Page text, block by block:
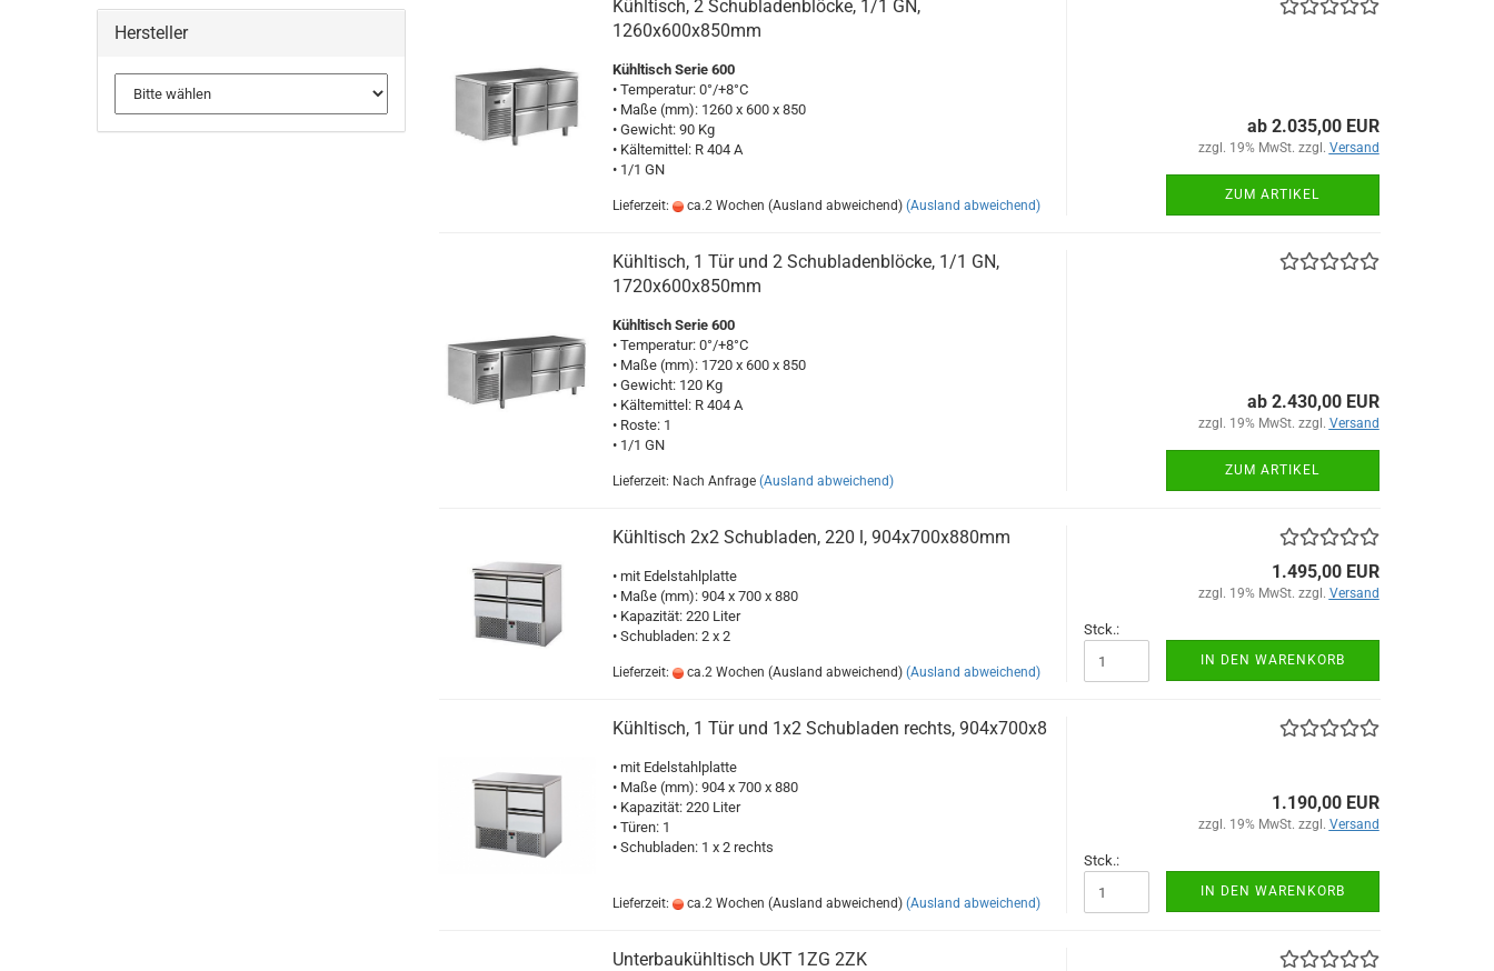
Kühltisch, 2 Schubladenblöcke, 1/1 GN,
1260x600x850mm
Kühltisch Serie 600
• Temperatur: 0°/+8°C
• Maße (mm): 1260 x 600 x 850
• Gewicht: 90 Kg
• Kältemittel: R 404 A
• 1/1 GN
Lieferzeit: ca.2 Wochen (Ausland abweichend) (Ausland abweichend)
ab 2.035,00 EUR
zzgl. 19% MwSt. zzgl. Versand
ZUM ARTIKEL
Kühltisch, 1 Tür und 2 Schubladenblöcke, 1/1 GN,
1720x600x850mm
Kühltisch Serie 600
• Temperatur: 0°/+8°C
• Maße (mm): 1720 x 600 x 850
• Gewicht: 120 Kg
• Kältemittel: R 404 A
• Roste: 1
• 1/1 GN
Lieferzeit: Nach Anfrage (Ausland abweichend)
ab 2.430,00 EUR
zzgl. 19% MwSt. zzgl. Versand
ZUM ARTIKEL
Kühltisch 2x2 Schubladen, 220 l, 904x700x880mm
• mit Edelstahlplatte
• Maße (mm): 904 x 700 x 880
• Kapazität: 220 Liter
• Schubladen: 2 x 2
Lieferzeit: ca.2 Wochen (Ausland abweichend) (Ausland abweichend)
1.495,00 EUR
zzgl. 19% MwSt. zzgl. Versand
Stck.:
IN DEN WARENKORB
Kühltisch, 1 Tür und 1x2 Schubladen rechts, 904x700x8
• mit Edelstahlplatte
• Maße (mm): 904 x 700 x 880
• Kapazität: 220 Liter
• Türen: 1
• Schubladen: 1 x 2 rechts
Lieferzeit: ca.2 Wochen (Ausland abweichend) (Ausland abweichend)
1.190,00 EUR
zzgl. 19% MwSt. zzgl. Versand
Stck.:
IN DEN WARENKORB
Unterbaukühltisch UKT 1ZG 2ZK
Hersteller